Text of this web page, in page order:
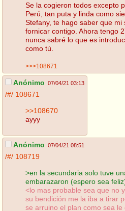
Se la cogieron todos excepto
Perú, tan puta y linda como
Stefany, te hago saber que mi
fornicar contigo. Ahora tengo
nunca sabré lo que es
como tú.
>>>108671
Anónimo 07/04/21 03:13
/#/ 108671
>>108670
ayyy
Anónimo 07/04/21 08:51
/#/ 108719
>en la secundaria solo tuve
embarazaron (espero sea
<lo mas probable sea que no
su bendición me la iba a tirar
se arruino el plan como sea le